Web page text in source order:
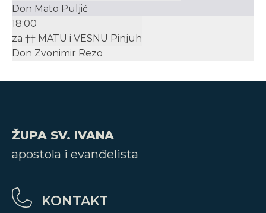
Don Mato Puljić
18:00
za †† MATU i VESNU Pinjuh
Don Zvonimir Rezo
ŽUPA SV. IVANA
apostola i evanđelista
KONTAKT